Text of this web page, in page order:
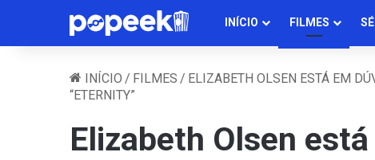
INÍCIO FILMES
INÍCIO / FILMES / ELIZABETH OLSEN ESTÁ EM
“ETERNITY”
Elizabeth Olsen